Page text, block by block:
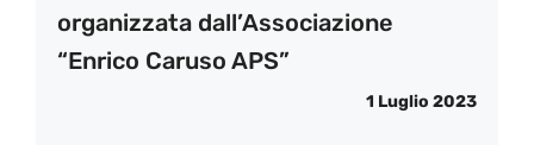
organizzata dall’Associazione
“Enrico Caruso APS”
1 Luglio 2023